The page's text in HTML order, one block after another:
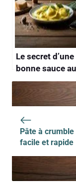
Le secret d’une
bonne sauce au
beurre et à la
sauge,
parfait pour des
raviolis frais
Pâte à
facile et rapide